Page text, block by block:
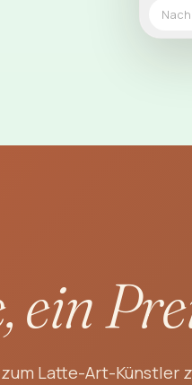
ein
Latte-Art-Künstler